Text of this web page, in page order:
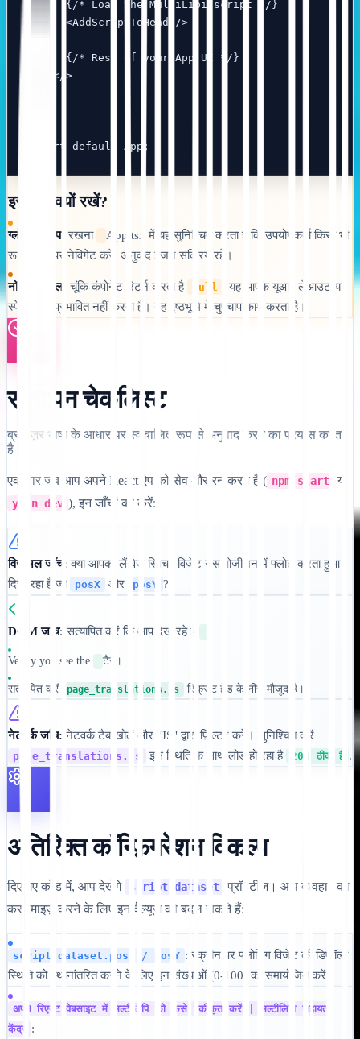
      {/* Load the MultiLipi script */}
      <AddScriptToHead />
      {/* Rest of your App UI */}
    </>
export default App;
इसे यहाँ क्यों रखें?
ग्लोबल स्कोप: रखना
App.tsx में यह सुनिश्चित करता है कि उपयोगकर्ता किसी भी
रूट (पेज) पर नेविगेट करे, अनुवाद इंजन सक्रिय रहे।
नॉन-विज़ुअल: चूंकि कंपोनेंट रिटर्न करता है null
, यह आपके यूआई लेआउट या
स्पेसिंग को प्रभावित नहीं करता है। यह पृष्ठभूमि में चुपचाप काम करता है।
सत्यापन चेकलिस्ट
ब्राउज़र भाषा के आधार पर स्वचालित रूप से अनुवाद करने का प्रयास करता
है।
एक बार जब आप अपने React ऐप को सेव और रन करते हैं ( npm start या
yarn dev ), इन जाँचों को करें:
विज़ुअल जाँच: क्या आपको लैंग्वेज स्विचर विजेट उस पोजीशन में फ्लोट करता हुआ
दिख रहा है जो
posX और posY ?
DOM जांच: सत्यापित करें कि आप देख रहे हैं
Verify you see the टैग।
सत्यापित करें page_translations.js स्क्रिप्ट हेड के नीचे मौजूद है।
नेटवर्क जांच: नेटवर्क टैब खोलें और "JS" द्वारा फ़िल्टर करें। सुनिश्चित करें
page_translations.js इस स्थिति के साथ लोड हो रहा है 200 ठीक है .
अतिरिक्त कॉन्फ़िगरेशन विकल्प
दिए गए कोड में, आप देखेंगे script.dataset
प्रॉपर्टीज़। आप व्यवहार को
कस्टमाइज़ करने के लिए इन वैल्यूज़ को बदल सकते हैं:
script.dataset.posX / posY : स्क्रीन पर फ्लोटिंग विजेट की डिफ़ॉल्ट
स्थिति को स्थानांतरित करने के लिए इन संख्याओं (0-100) को समायोजित करें।
अपने रिएक्ट वेबसाइट में मल्टीलिपि को कैसे एकीकृत करें | मल्टीलिपि सहायता
केंद्र
: